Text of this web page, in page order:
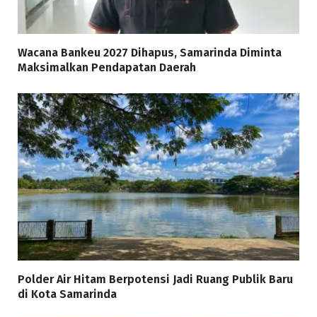
Wacana Bankeu 2027 Dihapus, Samarinda Diminta
Maksimalkan Pendapatan Daerah
Polder Air Hitam Berpotensi Jadi Ruang Publik Baru
di Kota Samarinda